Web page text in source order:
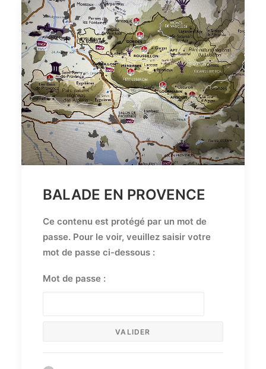
BALADE EN PROVENCE
Ce contenu est protégé par un mot de
passe. Pour le voir, veuillez saisir votre
mot de passe ci-dessous :
Mot de passe :